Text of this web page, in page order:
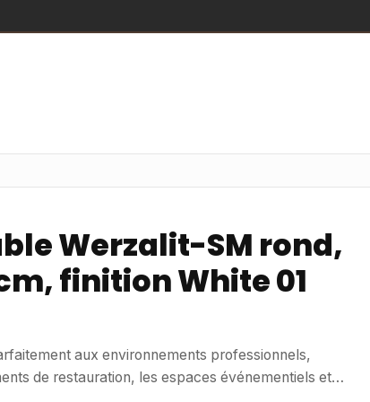
Werzalit-SM rond,
finition White 01
aux environnements professionnels,
de restauration, les espaces événementiels et